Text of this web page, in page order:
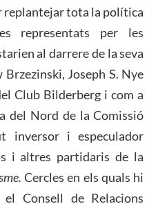
replantejar tota la política
representats per les
al darrere de la seva
Joseph S. Nye
Club Bilderberg i com a
del Nord de la Comissió
inversor i especulador
i altres partidaris de la
Cercles en els quals hi
el Consell de Relacions